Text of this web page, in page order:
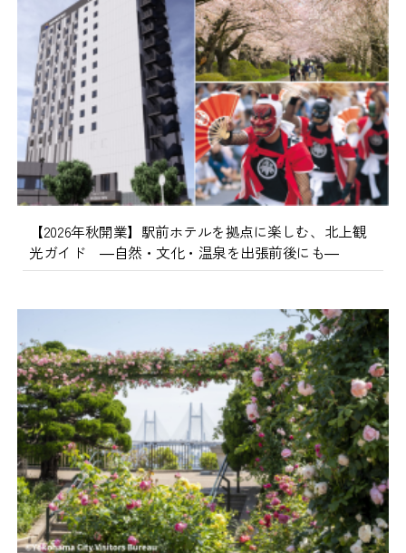
【2026年秋開業】駅前ホテルを拠点に楽しむ、北上観
光ガイド ―自然・文化・温泉を出張前後にも―